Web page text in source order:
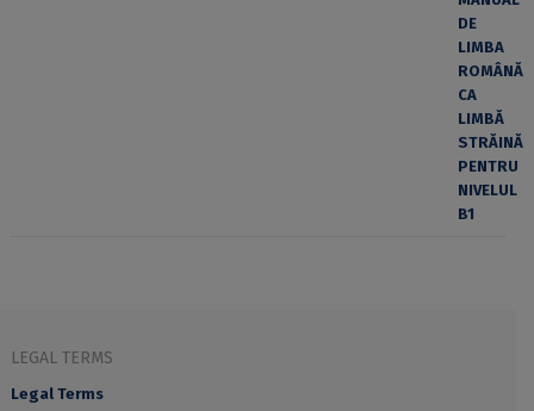
LEGAL TERMS
Legal Terms